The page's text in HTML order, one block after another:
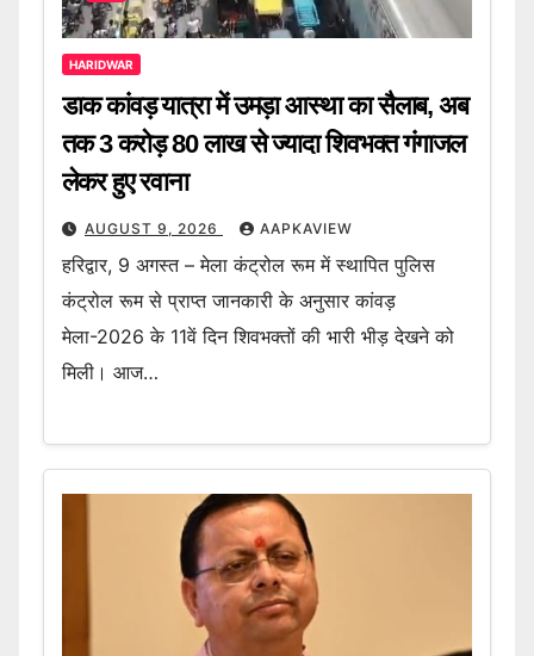
HARIDWAR
डाक कांवड़ यात्रा में उमड़ा आस्था का सैलाब, अब
तक 3 करोड़ 80 लाख से ज्यादा शिवभक्त गंगाजल
लेकर हुए रवाना
AUGUST 9, 2026 AAPKAVIEW
हरिद्वार, 9 अगस्त – मेला कंट्रोल रूम में स्थापित पुलिस
कंट्रोल रूम से प्राप्त जानकारी के अनुसार कांवड़
मेला-2026 के 11वें दिन शिवभक्तों की भारी भीड़ देखने को
मिली। आज…